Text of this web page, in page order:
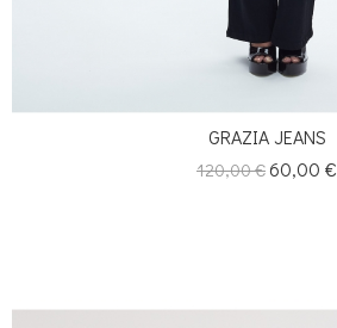
GRAZIA JEANS
Κανονική
120,00 € Τιμή
60,00 €